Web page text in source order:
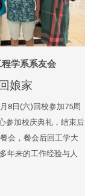
学系系友会
娘家
8日(六)回校参加75周
参加校庆典礼，结束后
会，餐会后回工学大
年来的工作经验与人